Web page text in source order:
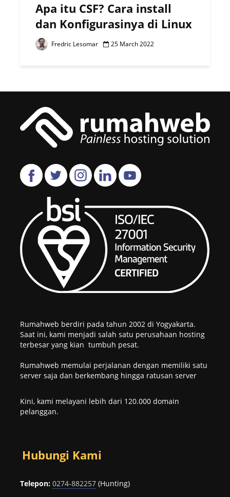
Apa itu CSF? Cara install
dan Konfigurasinya di Linux
Fredric Lesomar 25 March 2022
Rumahweb berdiri pada tahun 2002 di Yogyakarta.
Saat ini, kami menjadi salah satu perusahaan hosting
terbesar yang kian tumbuh pesat.
Rumahweb memulai perjalanan dengan memiliki satu
server saja dan berkembang hingga ratusan server
Kini, kami melayani lebih dari 120.000 domain
pelanggan.
Hubungi Kami
Telepon: 0274-882257 (Hunting)